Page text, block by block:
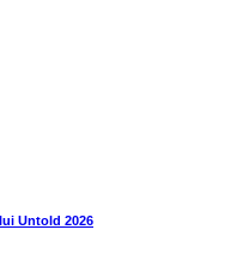
Untold 2026